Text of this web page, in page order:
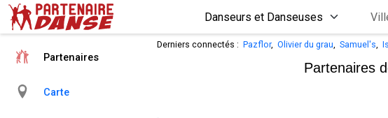
Derniers connectés : Pazflor, Olivier du grau, Samuel's,
Partenaires
Partenaires
Carte